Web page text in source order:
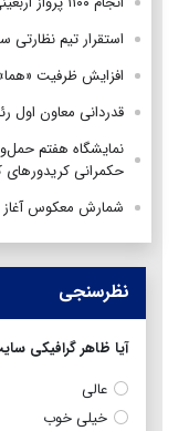
استقرار تیم‌
افزایش ظرفیت «هما» به ۳۸ هزار صندلی در
قدردانی معاون اول
نمایشگاه هفتم
حکمرانی کریدورهای
شمارش معکوس آغاز
نظرسنجی
آیا ظاهر گرافیکی
عالی
خیلی خوب